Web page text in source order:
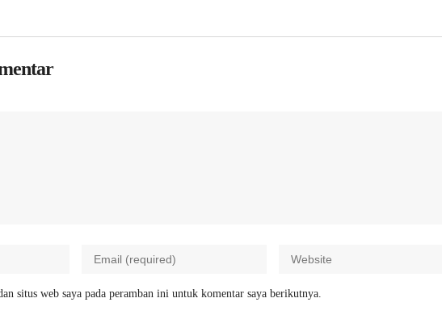
situs web saya pada peramban ini untuk komentar saya berikutnya.